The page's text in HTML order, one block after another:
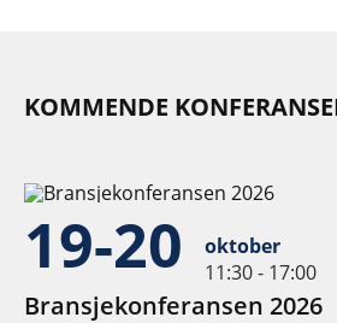
KOMMENDE
19-20
oktober
11:30 - 17:00
Bransjekonferansen 2026